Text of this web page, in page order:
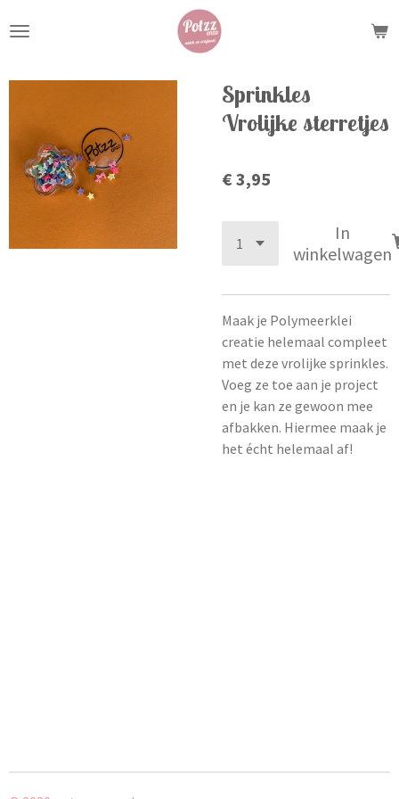
direct
de
Sprinkles
Vrolijke sterretjes
€ 3,95
In
winkelwagen
Maak je Polymeerklei
creatie helemaal compleet
met deze vrolijke sprinkles.
Voeg ze toe aan je project
en je kan ze gewoon mee
afbakken. Hiermee maak je
het écht helemaal af!